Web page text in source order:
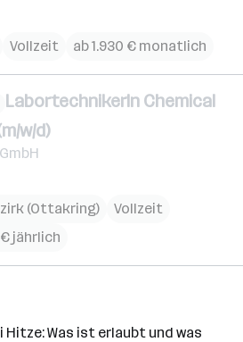
Vollzeit ab 1.930 € monatlich
LabortechnikerIn Chemical
w/d)
(Ottakring)
Vollzeit
jährlich
Hitze: Was ist erlaubt und was